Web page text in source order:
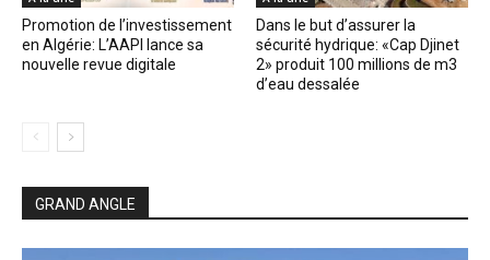
Promotion de l’investissement
en Algérie: L’AAPI lance sa
nouvelle revue digitale
Dans le but d’assurer la
sécurité hydrique: «Cap Djinet
2» produit 100 millions de m3
d’eau dessalée
GRAND ANGLE